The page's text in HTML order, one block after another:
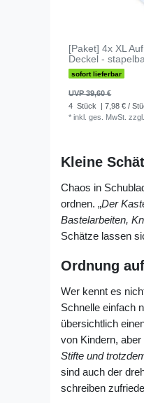
[Paket] 4x XL
Deckel -
sofort lieferbar
UVP 39,60 €
4 Stück
| 7,98 € /
*inkl. ges. MwSt.
Kleine
Chaos in
ordnen. „Der
Bastelarbeiten,
Schätze lassen
Ordnung
Wer kennt es
Schnelle einfach
übersichtlich
von Kindern,
Stifte und
sind auch der
schreiben